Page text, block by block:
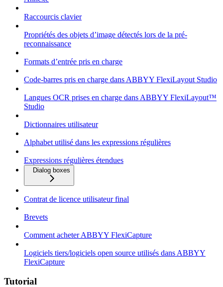
Raccourcis clavier
Propriétés des objets d’image détectés lors de la pré-
reconnaissance
Formats d’entrée pris en charge
Code-barres pris en charge dans ABBYY FlexiLayout Studio
Langues OCR prises en charge dans ABBYY FlexiLayout™
Studio
Dictionnaires utilisateur
Alphabet utilisé dans les expressions régulières
Expressions régulières étendues
Dialog boxes
Contrat de licence utilisateur final
Brevets
Comment acheter ABBYY FlexiCapture
Logiciels tiers/logiciels open source utilisés dans ABBYY
FlexiCapture
Tutorial